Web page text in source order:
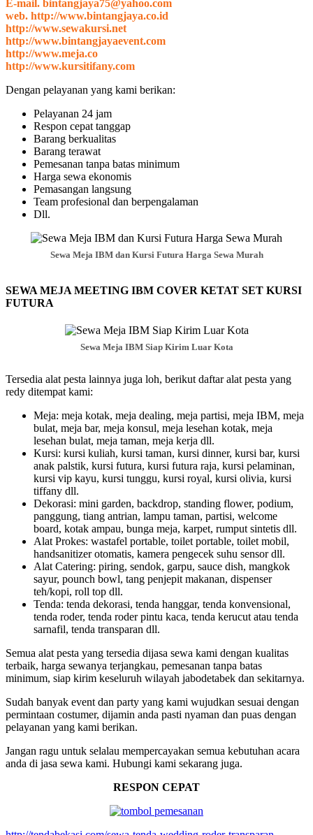
E-mail. bintangjaya75@yahoo.com
web. http://www.bintangjaya.co.id
http://www.sewakursi.net
http://www.bintangjayaevent.com
http://www.meja.co
http://www.kursitifany.com
Dengan pelayanan yang kami berikan:
Pelayanan 24 jam
Respon cepat tanggap
Barang berkualitas
Barang terawat
Pemesanan tanpa batas minimum
Harga sewa ekonomis
Pemasangan langsung
Team profesional dan berpengalaman
Dll.
Sewa Meja IBM dan Kursi Futura Harga Sewa Murah
SEWA MEJA MEETING IBM COVER KETAT SET KURSI
FUTURA
Sewa Meja IBM Siap Kirim Luar Kota
Tersedia alat pesta lainnya juga loh, berikut daftar alat pesta yang
redy ditempat kami:
Meja: meja kotak, meja dealing, meja partisi, meja IBM, meja
bulat, meja bar, meja konsul, meja lesehan kotak, meja
lesehan bulat, meja taman, meja kerja dll.
Kursi: kursi kuliah, kursi taman, kursi dinner, kursi bar, kursi
anak palstik, kursi futura, kursi futura raja, kursi pelaminan,
kursi vip kayu, kursi tunggu, kursi royal, kursi olivia, kursi
tiffany dll.
Dekorasi: mini garden, backdrop, standing flower, podium,
panggung, tiang antrian, lampu taman, partisi, welcome
board, kotak ampau, bunga meja, karpet, rumput sintetis dll.
Alat Prokes: wastafel portable, toilet portable, toilet mobil,
handsanitizer otomatis, kamera pengecek suhu sensor dll.
Alat Catering: piring, sendok, garpu, sauce dish, mangkok
sayur, pounch bowl, tang penjepit makanan, dispenser
teh/kopi, roll top dll.
Tenda: tenda dekorasi, tenda hanggar, tenda konvensional,
tenda roder, tenda roder pintu kaca, tenda kerucut atau tenda
sarnafil, tenda transparan dll.
Semua alat pesta yang tersedia dijasa sewa kami dengan kualitas
terbaik, harga sewanya terjangkau, pemesanan tanpa batas
minimum, siap kirim keseluruh wilayah jabodetabek dan sekitarnya.
Sudah banyak event dan party yang kami wujudkan sesuai dengan
permintaan costumer, dijamin anda pasti nyaman dan puas dengan
pelayanan yang kami berikan.
Jangan ragu untuk selalau mempercayakan semua kebutuhan acara
anda di jasa sewa kami. Hubungi kami sekarang juga.
RESPON CEPAT